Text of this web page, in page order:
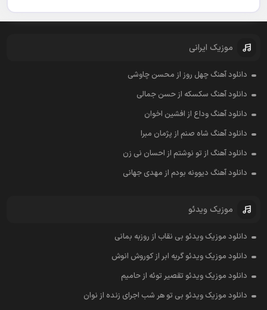
موزیک ایرانی
دانلود آهنگ چهل روز از محسن چاوشی
دانلود آهنگ سکسکه از حسن جمالی
دانلود آهنگ وداع از افشين اخوان
دانلود آهنگ شاه صنم از پژمان مبرا
دانلود آهنگ از تو نوشتم از احسان نی زن
دانلود آهنگ دیوونه بودم از مهدی جهانی
موزیک ویدئو
دانلود موزیک ویدئو بی نقاب از روزبه بمانی
دانلود موزیک ویدئو گریه ابر از کوروش انوش
دانلود موزیک ویدئو تقصیر توئه از حامیم
دانلود موزیک ویدئو بی تو هر شب اجرای زنده از نوان